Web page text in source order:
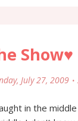
Show♥
July 27, 2009
in the middle